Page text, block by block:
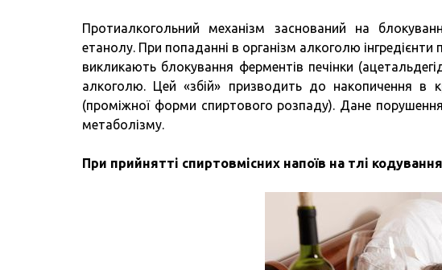
Протиалкогольний механізм заснований на
етанолу. При попаданні в організм алкоголю
викликають блокування ферментів печінки
алкоголю. Цей «збій» призводить до накопичення в
(проміжної форми спиртового розпаду). Дане
метаболізму.
При прийнятті спиртовмісних напоїв на тлі